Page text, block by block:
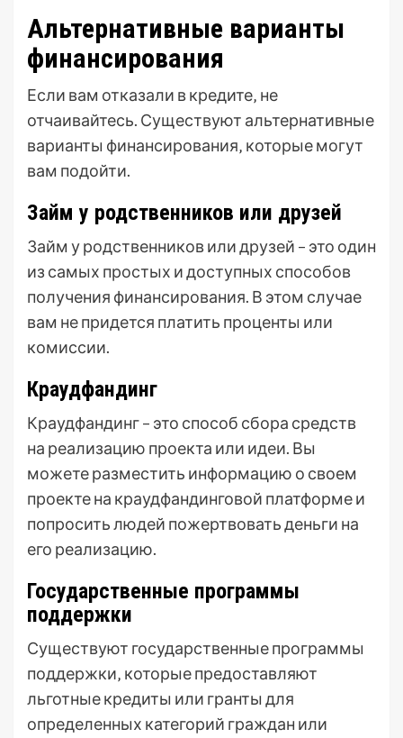
Альтернативные варианты
финансирования
Если вам отказали в кредите‚ не
отчаивайтесь. Существуют альтернативные
варианты финансирования‚ которые могут
вам подойти.
Займ у родственников или друзей
Займ у родственников или друзей – это один
из самых простых и доступных способов
получения финансирования. В этом случае
вам не придется платить проценты или
комиссии.
Краудфандинг
Краудфандинг – это способ сбора средств
на реализацию проекта или идеи. Вы
можете разместить информацию о своем
проекте на краудфандинговой платформе и
попросить людей пожертвовать деньги на
его реализацию.
Государственные программы
поддержки
Существуют государственные программы
поддержки‚ которые предоставляют
льготные кредиты или гранты для
определенных категорий граждан или